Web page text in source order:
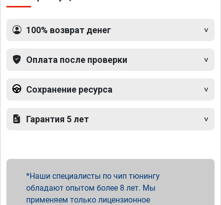
100% возврат денег
Оплата после проверки
Сохранение ресурса
Гарантия 5 лет
Наши специалисты по чип тюнингу
обладают опытом более 8 лет. Мы
применяем только лицензионное